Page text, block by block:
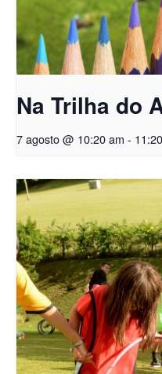
Na Trilha do
7 agosto @ 10:20 am -